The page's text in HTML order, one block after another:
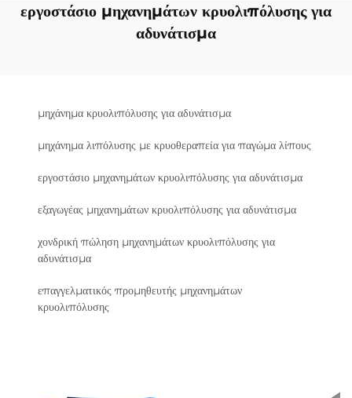
εργοστάσιο μηχανημάτων κρυολιπόλυσης για
αδυνάτισμα
μηχάνημα κρυολιπόλυσης για αδυνάτισμα
μηχάνημα λιπόλυσης με κρυοθεραπεία για παγώμα λίπους
εργοστάσιο μηχανημάτων κρυολιπόλυσης για αδυνάτισμα
εξαγωγέας μηχανημάτων κρυολιπόλυσης για αδυνάτισμα
χονδρική πώληση μηχανημάτων κρυολιπόλυσης για
αδυνάτισμα
επαγγελματικός προμηθευτής μηχανημάτων
κρυολιπόλυσης